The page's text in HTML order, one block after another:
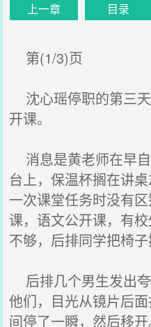
上一章 目录
第(1/3)页
沈心瑶停职的第三
开课。
消息是黄老师在早
台上，保温杯搁在讲
一次课堂任务时没有
课，语文公开课，有
不够，后排同学把椅
后排几个男生发出
他们，目光从镜片后
间停了一瞬，然后移